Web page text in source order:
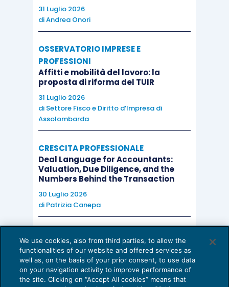
31 Luglio 2026
diAndrea Onori
OSSERVATORIO IMPRESE E
PROFESSIONI
Affitti e mobilità del lavoro: la
proposta di riforma del TUIR
31 Luglio 2026
di Settore Fisco e Diritto d’Impresa di
Assolombarda
CRESCITA PROFESSIONALE
Deal Language for Accountants:
Valuation, Due Diligence, and the
Numbers Behind the Transaction
30 Luglio 2026
di Patrizia Canepa
EU AI Act e studi professionali: le
scadenze concrete
27 Luglio 2026
di Diego BarberieStefano Dovier
We use cookies, also from third parties, to allow the
functionalities of our website and offered services as
well as, on the basis of your prior consent, to use data
on your navigation activity to improve performance of
the site. Clicking on “Accept All cookies” means that